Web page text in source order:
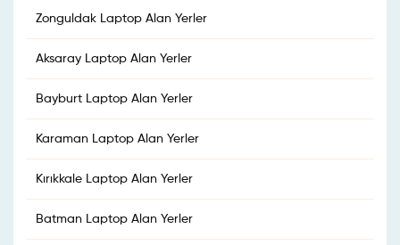
Zonguldak Laptop Alan Yerler
Aksaray Laptop Alan Yerler
Bayburt Laptop Alan Yerler
Karaman Laptop Alan Yerler
Kırıkkale Laptop Alan Yerler
Batman Laptop Alan Yerler